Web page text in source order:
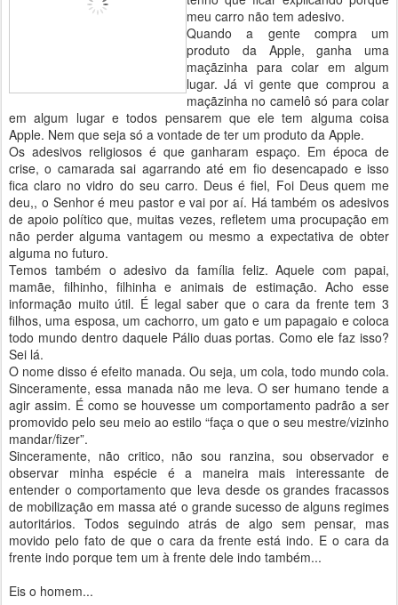
meu carro não tem adesivo.
Quando a gente compra um
produto da Apple, ganha uma
maçãzinha para colar em algum
lugar. Já vi gente que comprou a
maçãzinha no camelô só para colar
em algum lugar e todos pensarem que ele tem alguma coisa
Apple. Nem que seja só a vontade de ter um produto da Apple.
Os adesivos religiosos é que ganharam espaço. Em época de
crise, o camarada sai agarrando até em fio desencapado e isso
fica claro no vidro do seu carro. Deus é fiel, Foi Deus quem me
deu,, o Senhor é meu pastor e vai por aí. Há também os adesivos
de apoio político que, muitas vezes, refletem uma procupação em
não perder alguma vantagem ou mesmo a expectativa de obter
alguma no futuro.
Temos também o adesivo da família feliz. Aquele com papai,
mamãe, filhinho, filhinha e animais de estimação. Acho esse
informação muito útil. É legal saber que o cara da frente tem 3
filhos, uma esposa, um cachorro, um gato e um papagaio e coloca
todo mundo dentro daquele Pálio duas portas. Como ele faz isso?
Sei lá.
O nome disso é efeito manada. Ou seja, um cola, todo mundo cola.
Sinceramente, essa manada não me leva. O ser humano tende a
agir assim. É como se houvesse um comportamento padrão a ser
promovido pelo seu meio ao estilo “faça o que o seu mestre/vizinho
mandar/fizer”.
Sinceramente, não critico, não sou ranzina, sou observador e
observar minha espécie é a maneira mais interessante de
entender o comportamento que leva desde os grandes fracassos
de mobilização em massa até o grande sucesso de alguns regimes
autoritários. Todos seguindo atrás de algo sem pensar, mas
movido pelo fato de que o cara da frente está indo. E o cara da
frente indo porque tem um à frente dele indo também...
Eis o homem...